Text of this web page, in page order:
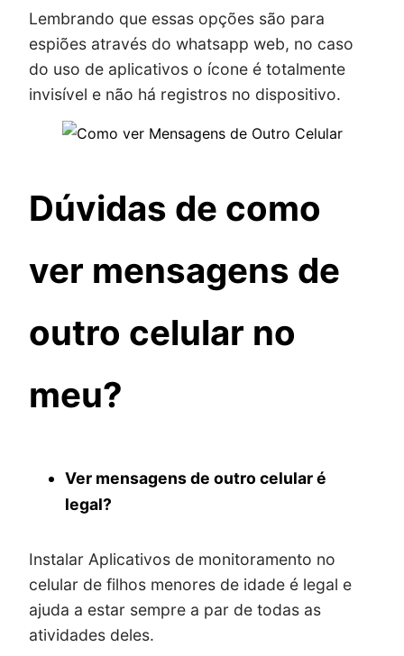
Lembrando que essas opções são para
espiões através do whatsapp web, no caso
do uso de aplicativos o ícone é totalmente
invisível e não há registros no dispositivo.
Dúvidas de como
ver mensagens de
outro celular no
meu?
Ver mensagens de outro celular é
legal?
Instalar Aplicativos de monitoramento no
celular de filhos menores de idade é legal e
ajuda a estar sempre a par de todas as
atividades deles.